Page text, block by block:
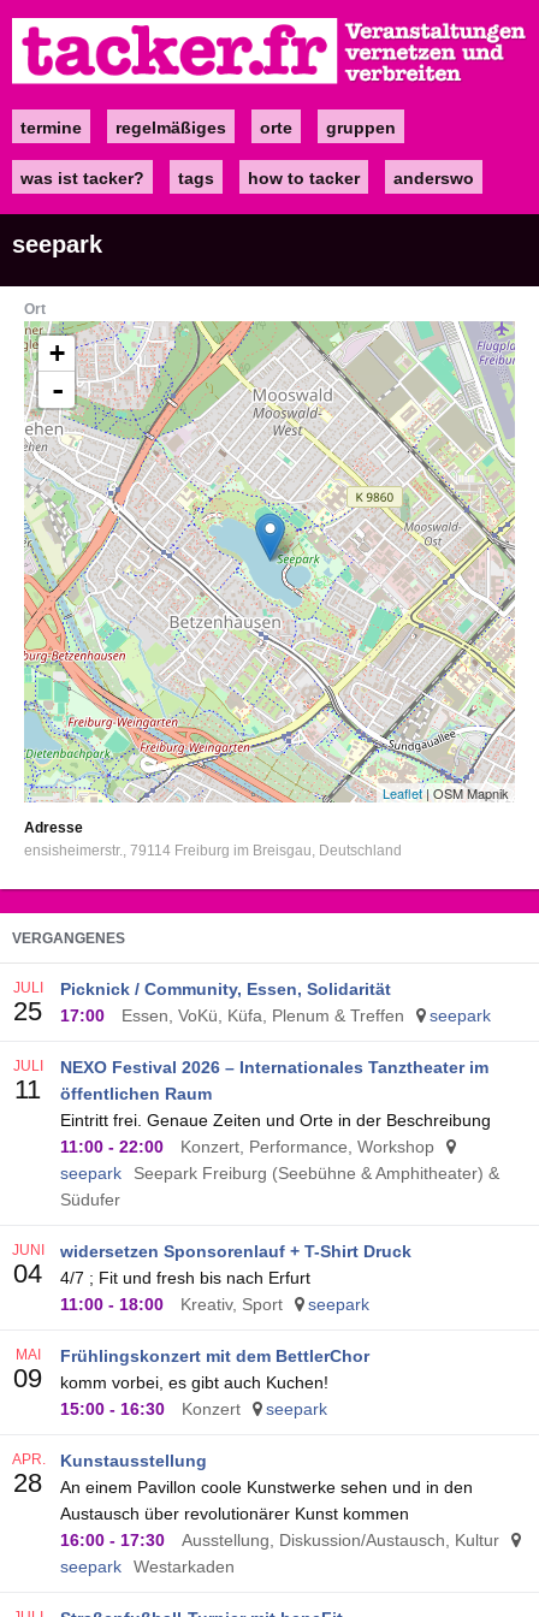
zum
Inhalt
Maintermine regelmäßiges orte gruppen
was ist tacker? tags how to tacker anderswo
seepark
Ort
+
-
Leaflet| OSM Mapnik
Adresse
ensisheimerstr. 79114 Freiburg im Breisgau Deutschland
VERGANGENES
Picknick / Community, Essen, Solidarität
17:00
Essen, VoKü, Küfa, Plenum & Treffen seepark
JULI
25
NEXO Festival 2026 – Internationales Tanztheater im
öffentlichen Raum
Eintritt frei. Genaue Zeiten und Orte in der Beschreibung
11:00 - 22:00
Konzert, Performance, Workshop
seepark
Seepark Freiburg (Seebühne & Amphitheater) &
Südufer
JULI
11
widersetzen Sponsorenlauf + T-Shirt Druck
4/7 ; Fit und fresh bis nach Erfurt
11:00 - 18:00 Kreativ, Sport seepark
JUNI
04
Frühlingskonzert mit dem BettlerChor
komm vorbei, es gibt auch Kuchen!
15:00 - 16:30 Konzert seepark
MAI
09
Kunstausstellung
An einem Pavillon coole Kunstwerke sehen und in den
Austausch über revolutionärer Kunst kommen
16:00 - 17:30
Ausstellung, Diskussion/Austausch, Kultur
seepark
Westarkaden
APR.
28